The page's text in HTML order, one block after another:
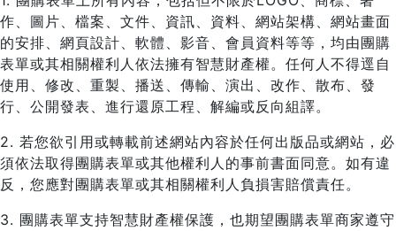
作、圖片、檔案、文件、資訊、資料、網站架構、網站畫面
的安排、網頁設計、軟體、影音、會員資料等等，均由團購
表單或其相關權利人依法擁有智慧財產權。任何人不得逕自
使用、修改、重製、播送、傳輸、演出、改作、散布、發
行、公開發表、進行還原工程、解編或反向組譯。
2. 若您欲引用或轉載前述網站內容於任何出版品或網站，必
須依法取得團購表單或其他權利人的事前書面同意。如有違
反，您應對團購表單或其相關權利人負損害賠償責任。
3. 團購表單支持智慧財產權保護，也期望團購表單商家遵守